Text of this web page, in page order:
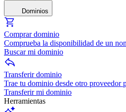
Dominios
Comprar dominio
Comprueba la disponibilidad de un
Buscar mi dominio
Transferir dominio
Trae tu dominio desde otro proveedor
Transferir mi dominio
Herramientas